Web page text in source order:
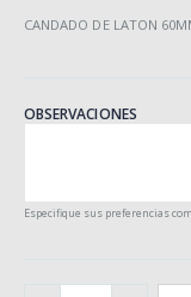
CANDADO DE LATON
OBSERVACIONES
Especifique sus preferencias